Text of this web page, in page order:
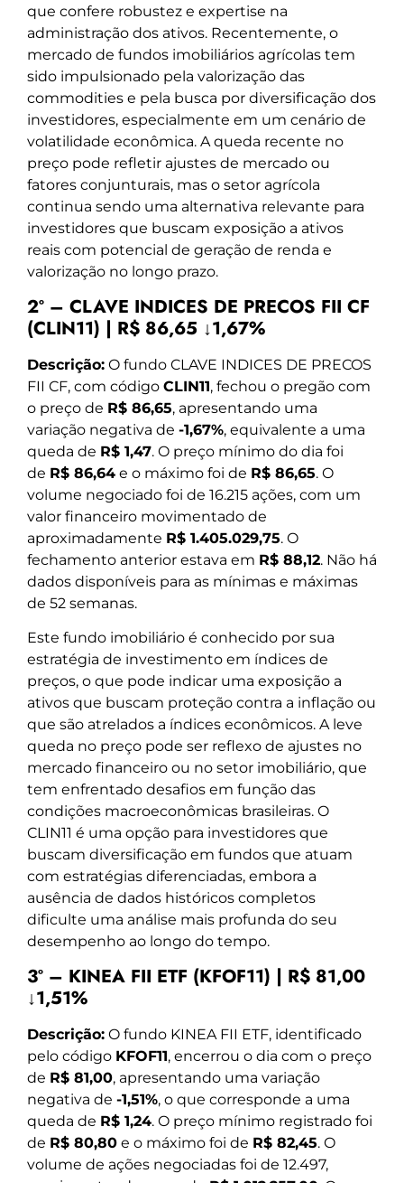
que confere robustez e expertise na
administração dos ativos. Recentemente, o
mercado de fundos imobiliários agrícolas tem
sido impulsionado pela valorização das
commodities e pela busca por diversificação dos
investidores, especialmente em um cenário de
volatilidade econômica. A queda recente no
preço pode refletir ajustes de mercado ou
fatores conjunturais, mas o setor agrícola
continua sendo uma alternativa relevante para
investidores que buscam exposição a ativos
reais com potencial de geração de renda e
valorização no longo prazo.
2º – CLAVE INDICES DE PRECOS FII CF
(CLIN11) | R$ 86,65 ↓1,67%
Descrição: O fundo CLAVE INDICES DE PRECOS
FII CF, com código CLIN11, fechou o pregão com
o preço de R$ 86,65, apresentando uma
variação negativa de -1,67%, equivalente a uma
queda de R$ 1,47. O preço mínimo do dia foi
de R$ 86,64 e o máximo foi de R$ 86,65. O
volume negociado foi de 16.215 ações, com um
valor financeiro movimentado de
aproximadamente R$ 1.405.029,75. O
fechamento anterior estava em R$ 88,12. Não há
dados disponíveis para as mínimas e máximas
de 52 semanas.
Este fundo imobiliário é conhecido por sua
estratégia de investimento em índices de
preços, o que pode indicar uma exposição a
ativos que buscam proteção contra a inflação ou
que são atrelados a índices econômicos. A leve
queda no preço pode ser reflexo de ajustes no
mercado financeiro ou no setor imobiliário, que
tem enfrentado desafios em função das
condições macroeconômicas brasileiras. O
CLIN11 é uma opção para investidores que
buscam diversificação em fundos que atuam
com estratégias diferenciadas, embora a
ausência de dados históricos completos
dificulte uma análise mais profunda do seu
desempenho ao longo do tempo.
3º – KINEA FII ETF (KFOF11) | R$ 81,00
↓1,51%
Descrição: O fundo KINEA FII ETF, identificado
pelo código KFOF11, encerrou o dia com o preço
de R$ 81,00, apresentando uma variação
negativa de -1,51%, o que corresponde a uma
queda de R$ 1,24. O preço mínimo registrado foi
de R$ 80,80 e o máximo foi de R$ 82,45. O
volume de ações negociadas foi de 12.497,